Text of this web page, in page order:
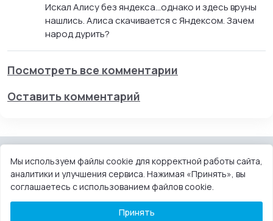
Искал Алису без яндекса...однако и здесь вруны
нашлись. Алиса скачивается с Яндексом. Зачем
народ дурить?
Посмотреть все комментарии
Оставить комментарий
КОНТАКТЫ
ПОЛЬЗОВАТЕЛЬСКОЕ СОГЛАШЕНИЕ
ПРАВООБЛАДАТЕЛЯМ
DMCA
Мы используем файлы cookie для корректной работы сайта,
аналитики и улучшения сервиса. Нажимая «Принять», вы
соглашаетесь с использованием файлов cookie.
Принять